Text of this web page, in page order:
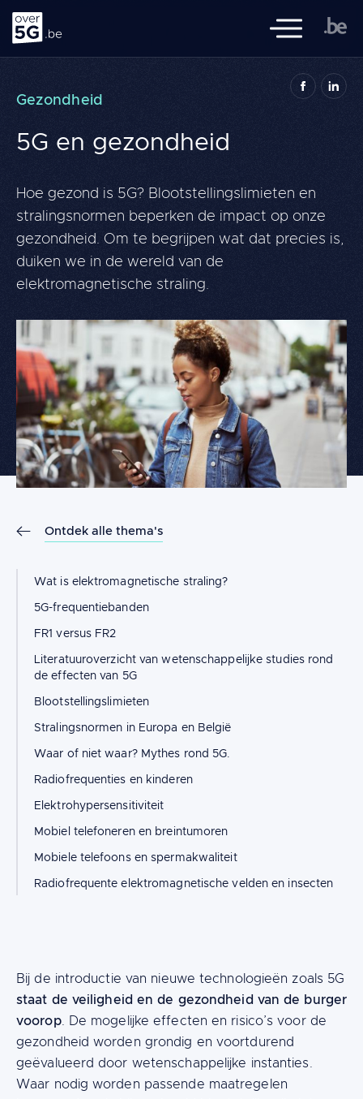
Over 5G
Mobiele
over5G.be is een initiatief van de Federale Overheid, de Vlaamse,
Waalse en Brusselse overheden, de FOD Volksgezondheid en het
Navigation
principale
Kennis
FAQ
Zoeken
FR NL DE
Gezondheid
5G en gezondheid
Hoe gezond is 5G? Blootstellingslimieten en
stralingsnormen beperken de impact op onze
gezondheid. Om te begrijpen wat dat precies is,
duiken we in de wereld van de
elektromagnetische straling.
Ontdek alle thema's
Wat is elektromagnetische straling?
5G-frequentiebanden
FR1 versus FR2
Literatuuroverzicht van wetenschappelijke studies rond
de effecten van 5G
Blootstellingslimieten
Stralingsnormen in Europa en België
Waar of niet waar? Mythes rond 5G.
Radiofrequenties en kinderen
Elektrohypersensitiviteit
Mobiel telefoneren en breintumoren
Mobiele telefoons en spermakwaliteit
Radiofrequente elektromagnetische velden en insecten
Content
Bij de introductie van nieuwe technologieën zoals 5G
staat de veiligheid en de gezondheid van de burger
voorop. De mogelijke effecten en risico’s voor de
gezondheid worden grondig en voortdurend
geëvalueerd door wetenschappelijke instanties.
Waar nodig worden passende maatregelen